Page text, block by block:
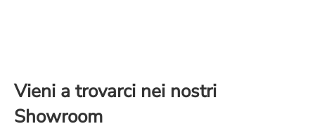
Vieni a trovarci nei nostri
Showroom